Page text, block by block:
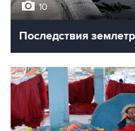
10
Последствия